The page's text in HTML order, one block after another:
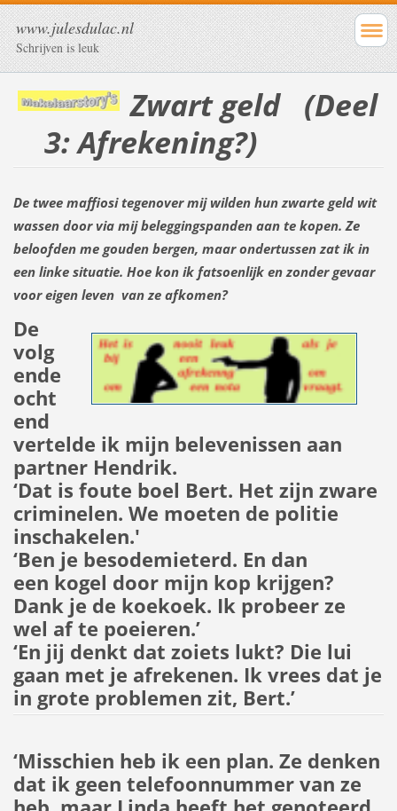
www.julesdulac.nl
Schrijven is leuk
Zwart geld (Deel
3: Afrekening?)
De twee maffiosi tegenover mij wilden hun zwarte geld wit
wassen door via mij beleggingspanden aan te kopen. Ze
beloofden me gouden bergen, maar ondertussen zat ik in
een linke situatie. Hoe kon ik fatsoenlijk en zonder gevaar
voor eigen leven van ze afkomen?
De
volg
ende
ocht
end
vertelde ik mijn belevenissen aan
partner Hendrik.
‘Dat is foute boel Bert. Het zijn zware
criminelen. We moeten de politie
inschakelen.'
‘Ben je besodemieterd. En dan
een kogel door mijn kop krijgen?
Dank je de koekoek. Ik probeer ze
wel af te poeieren.’
‘En jij denkt dat zoiets lukt? Die lui
gaan met je afrekenen. Ik vrees dat je
in grote problemen zit, Bert.’
‘Misschien heb ik een plan. Ze denken
dat ik geen telefoonnummer van ze